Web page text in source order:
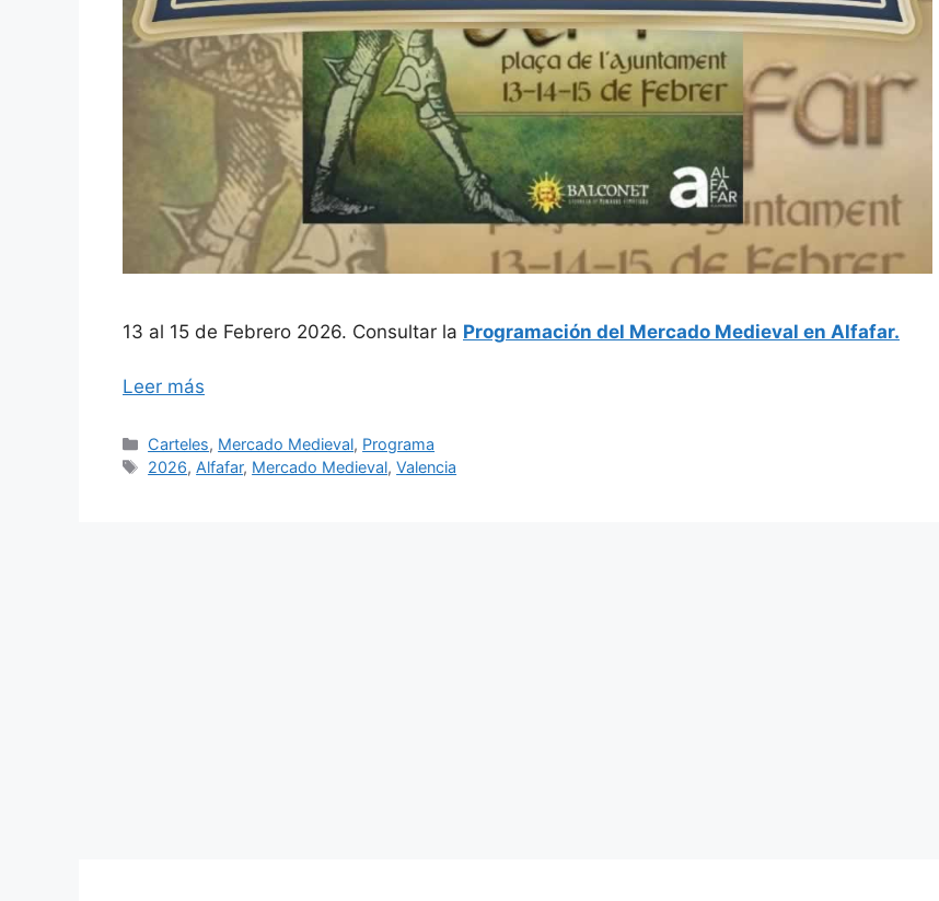
13 al 15 de Febrero 2026. Consultar la Programación del Mercado Medieval en Alfafar.
Leer más
Categorías
Carteles, Mercado Medieval, Programa
Etiquetas
2026, Alfafar, Mercado Medieval,Valencia